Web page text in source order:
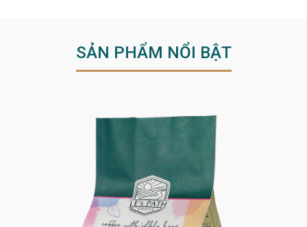
SẢN PHẨM NỔI BẬT